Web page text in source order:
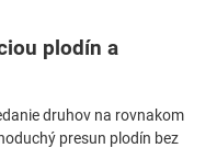
plodín a
druhov na rovnakom
presun plodín bez